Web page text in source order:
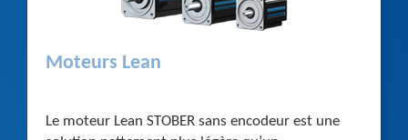
Moteurs Lean
Le moteur Lean STOBER sans encodeur est une